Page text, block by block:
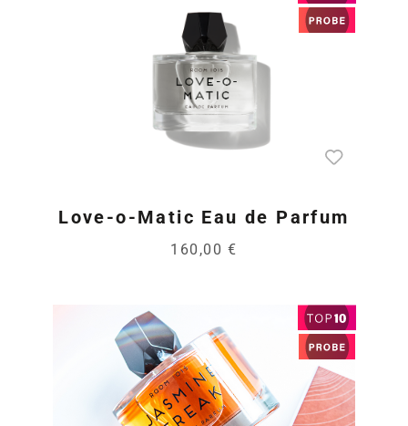
Love-o-Matic Eau de Parfum
160,00 €